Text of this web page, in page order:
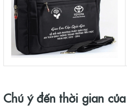
Chú ý đến thời gian